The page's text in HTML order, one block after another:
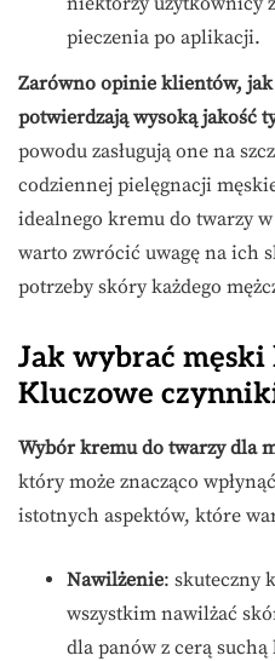
pieczenia po aplikacji.
Zarówno opinie klientów,
potwierdzają wysoką jakość
powodu zasługują one na
codziennej pielęgnacji
idealnego kremu do twarzy
warto zwrócić uwagę na ich
potrzeby skóry każdego
Jak wybrać
Kluczowe
Wybór kremu do twarzy dla
który może znacząco
istotnych aspektów, które
Nawilżenie: skuteczny
wszystkim nawilżać
dla panów z cerą